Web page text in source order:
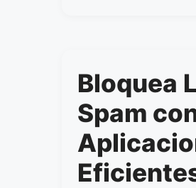
Bloquea
Spam